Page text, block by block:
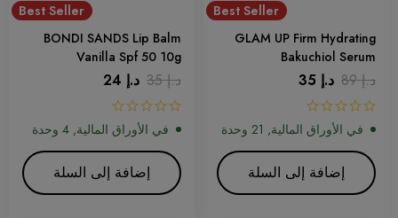
Best Seller
GLAM UP Firm Hydrating
Bakuchiol Serum
د.إ89 د.إ
في الأوراق المالية, 21 وحدة
إضافة إلى السلة
Best Seller
BONDI SANDS Lip Balm
Vanilla Spf 50 10g
د.إ35 د.إ
في الأوراق المالية, 4 وحدة
إضافة إلى السلة